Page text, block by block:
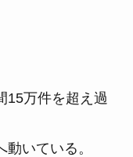
15万件を超え過
いている。